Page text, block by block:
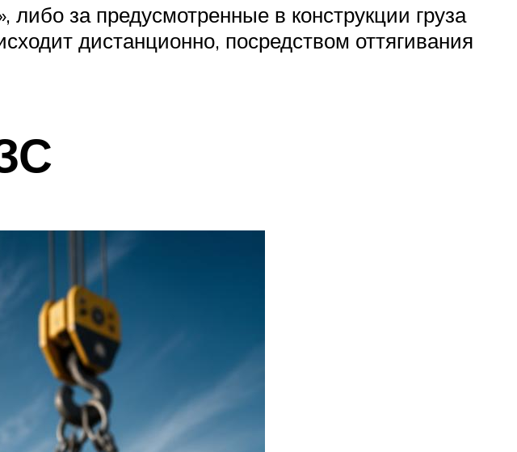
либо за предусмотренные в конструкции груза
дистанционно, посредством оттягивания